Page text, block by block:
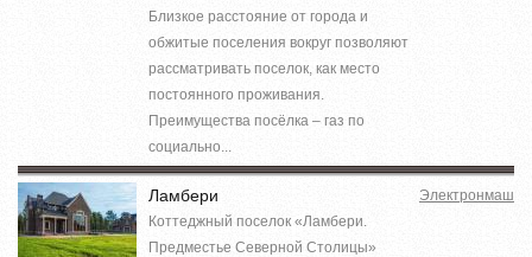
Близкое расстояние от города и
обжитые поселения вокруг позволяют
рассматривать поселок, как место
постоянного проживания.
Преимущества посёлка – газ по
социально...
Ламбери
Коттеджный поселок «Ламбери.
Предместье Северной Столицы»
Электронмаш